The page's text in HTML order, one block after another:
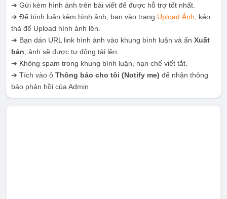
➔ Gửi kèm hình ảnh trên bài viết để được hỗ trợ tốt nhất.
➔ Để bình luận kèm hình ảnh, bạn vào trang Upload Ảnh , kéo
thả để Upload hình ảnh lên.
➔ Bạn dán URL link hình ảnh vào khung bình luận và ấnXuất
bản , ảnh sẽ được tự động tải lên.
➔ Không spam trong khung bình luận, hạn chế viết tắt.
➔ Tích vào ôThông báo cho tôi (Notify me)để nhận thông
báo phản hồi của Admin